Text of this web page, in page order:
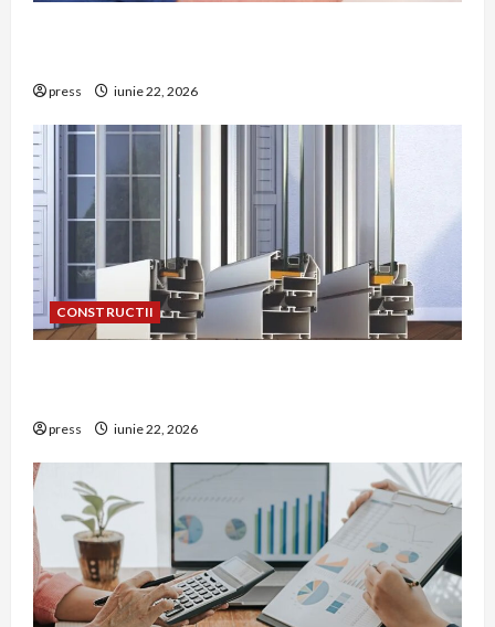
press iunie 22, 2026
CONSTRUCTII
press iunie 22, 2026